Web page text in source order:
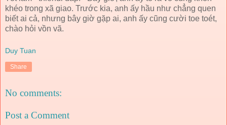
khéo trong xã giao. Trước kia, anh ấy hầu như chẳng quen
biết ai cả, nhưng bây giờ gặp ai, anh ấy cũng cười toe toét,
chào hỏi vồn vã.
Duy Tuan
Share
No comments:
Post a Comment